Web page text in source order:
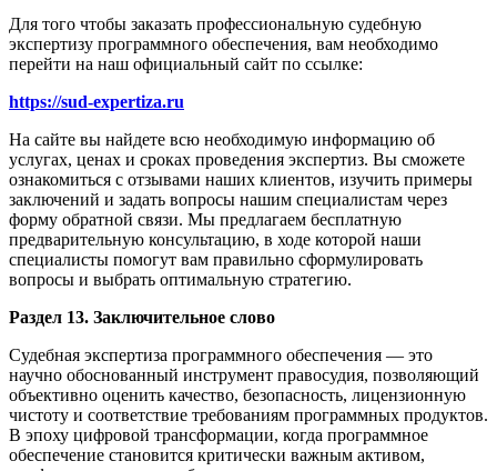
Для того чтобы заказать профессиональную судебную
экспертизу программного обеспечения, вам необходимо
перейти на наш официальный сайт по ссылке:
https://sud-expertiza.ru
На сайте вы найдете всю необходимую информацию об
услугах, ценах и сроках проведения экспертиз. Вы сможете
ознакомиться с отзывами наших клиентов, изучить примеры
заключений и задать вопросы нашим специалистам через
форму обратной связи. Мы предлагаем бесплатную
предварительную консультацию, в ходе которой наши
специалисты помогут вам правильно сформулировать
вопросы и выбрать оптимальную стратегию.
Раздел 13. Заключительное слово
Судебная экспертиза программного обеспечения — это
научно обоснованный инструмент правосудия, позволяющий
объективно оценить качество, безопасность, лицензионную
чистоту и соответствие требованиям программных продуктов.
В эпоху цифровой трансформации, когда программное
обеспечение становится критически важным активом,